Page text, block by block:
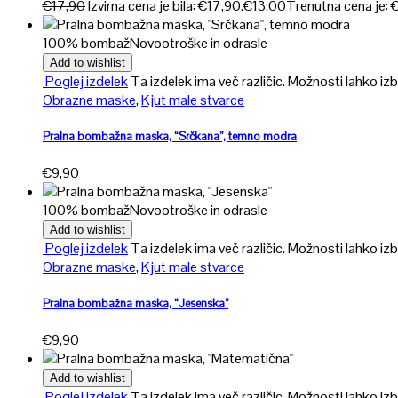
€17,90Izvirna cena je bila: €17,90.€13,00Trenutna cena je:
100% bombažNovootroške in odrasle
Add to wishlist
Poglej izdelekTa izdelek ima več različic. Možnosti lahko
Obrazne maske,Kjut male stvarce
Pralna bombažna maska, “Srčkana”, temno modra
€9,90
100% bombažNovootroške in odrasle
Add to wishlist
Poglej izdelekTa izdelek ima več različic. Možnosti lahko
Obrazne maske,Kjut male stvarce
Pralna bombažna maska, “Jesenska”
€9,90
Add to wishlist